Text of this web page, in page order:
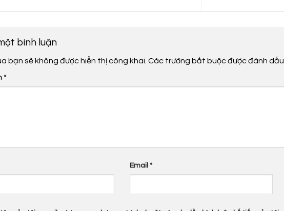
bình luận
bạn sẽ không được hiển thị công khai. Các trường bắt buộc được đánh dấu
*
Email *